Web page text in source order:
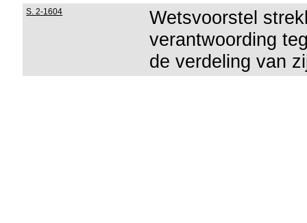
S. 2-1604
Wetsvoorstel
verantwoording
de verdeling van